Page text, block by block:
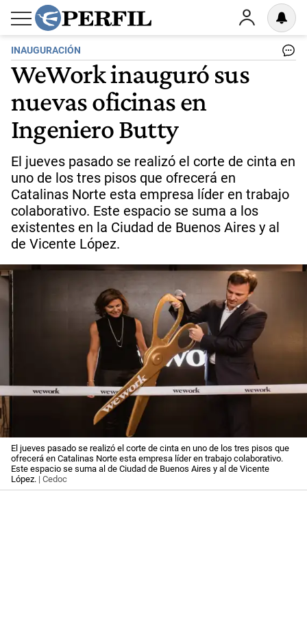
INAUGURACIÓN
WeWork inauguró sus
nuevas oficinas en
Ingeniero Butty
El jueves pasado se realizó el corte de cinta en
uno de los tres pisos que ofrecerá en
Catalinas Norte esta empresa líder en trabajo
colaborativo. Este espacio se suma a los
existentes en la Ciudad de Buenos Aires y al
de Vicente López.
El jueves pasado se realizó el corte de cinta en uno de los tres pisos que
ofrecerá en Catalinas Norte esta empresa líder en trabajo colaborativo.
Este espacio se suma al de Ciudad de Buenos Aires y al de Vicente
López. | Cedoc